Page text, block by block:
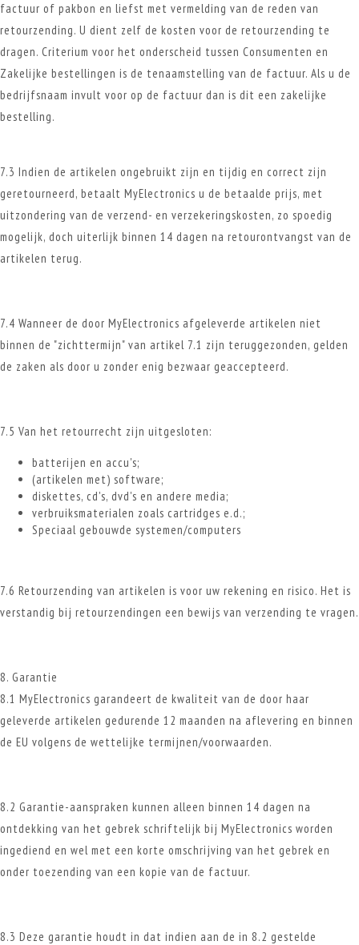
factuur of pakbon en liefst met vermelding van de reden van
retourzending. U dient zelf de kosten voor de retourzending te
dragen. Criterium voor het onderscheid tussen Consumenten en
Zakelijke bestellingen is de tenaamstelling van de factuur. Als u de
bedrijfsnaam invult voor op de factuur dan is dit een zakelijke
bestelling.
7.3 Indien de artikelen ongebruikt zijn en tijdig en correct zijn
geretourneerd, betaalt MyElectronics u de betaalde prijs, met
uitzondering van de verzend- en verzekeringskosten, zo spoedig
mogelijk, doch uiterlijk binnen 14 dagen na retourontvangst van de
artikelen terug.
7.4 Wanneer de door MyElectronics afgeleverde artikelen niet
binnen de "zichttermijn" van artikel 7.1 zijn teruggezonden, gelden
de zaken als door u zonder enig bezwaar geaccepteerd.
7.5 Van het retourrecht zijn uitgesloten:
batterijen en accu's;
(artikelen met) software;
diskettes, cd's, dvd's en andere media;
verbruiksmaterialen zoals cartridges e.d.;
Speciaal gebouwde systemen/computers
7.6 Retourzending van artikelen is voor uw rekening en risico. Het is
verstandig bij retourzendingen een bewijs van verzending te vragen.
8. Garantie
8.1 MyElectronics garandeert de kwaliteit van de door haar
geleverde artikelen gedurende 12 maanden na aflevering en binnen
de EU volgens de wettelijke termijnen/voorwaarden.
8.2 Garantie-aanspraken kunnen alleen binnen 14 dagen na
ontdekking van het gebrek schriftelijk bij MyElectronics worden
ingediend en wel met een korte omschrijving van het gebrek en
onder toezending van een kopie van de factuur.
8.3 Deze garantie houdt in dat indien aan de in 8.2 gestelde